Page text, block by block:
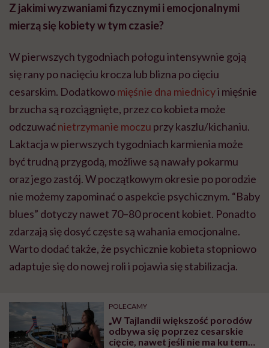
Z jakimi wyzwaniami fizycznymi i emocjonalnymi
mierzą się kobiety w tym czasie?
W pierwszych tygodniach połogu intensywnie goją
się rany po nacięciu krocza lub blizna po cięciu
cesarskim. Dodatkowomięśnie dna miednicyi mięśnie
brzucha są rozciągnięte, przez co kobieta może
odczuwaćnietrzymanie moczu przy kaszlu/kichaniu.
Laktacja w pierwszych tygodniach karmienia może
być trudną przygodą, możliwe są nawały pokarmu
oraz jego zastój. W początkowym okresie po porodzie
nie możemy zapominać o aspekcie psychicznym. “Baby
blues” dotyczy nawet 70–80 procent kobiet. Ponadto
zdarzają się dosyć częste są wahania emocjonalne.
Warto dodać także, że psychicznie kobieta stopniowo
adaptuje się do nowej roli i pojawia się stabilizacja.
POLECAMY
„W Tajlandii większość porodów
odbywa się poprzez cesarskie
cięcie, nawet jeśli nie ma ku temu